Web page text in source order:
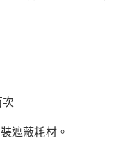
次
遮蔽耗材。